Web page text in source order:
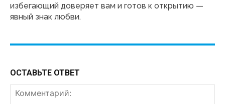
избегающий доверяет вам и готов к открытию —
явный знак любви.
ОСТАВЬТЕ ОТВЕТ